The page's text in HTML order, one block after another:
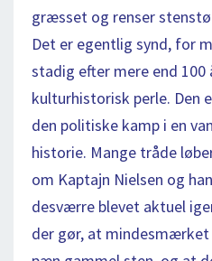
græsset og renser
Det er egentlig synd, for
stadig efter mere end 100
kulturhistorisk perle. Den
den politiske kamp i en
historie. Mange tråde
om Kaptajn Nielsen og
desværre blevet aktuel
der gør, at